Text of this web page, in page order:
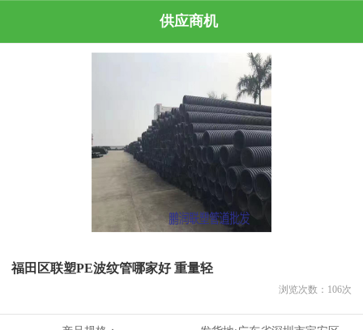
供应商机
福田区联塑PE波纹管哪家好 重量轻
浏览次数： 106次